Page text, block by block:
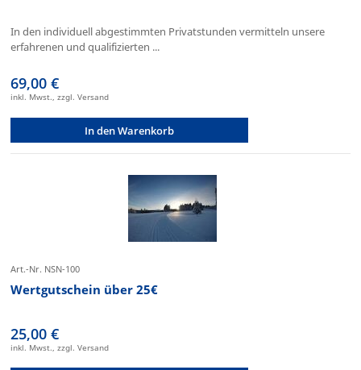
In den individuell abgestimmten Privatstunden vermitteln unsere
erfahrenen und qualifizierten ...
69,00 €
inkl. Mwst., zzgl. Versand
In den Warenkorb
Art.-Nr. NSN-100
Wertgutschein über 25€
25,00 €
inkl. Mwst., zzgl. Versand